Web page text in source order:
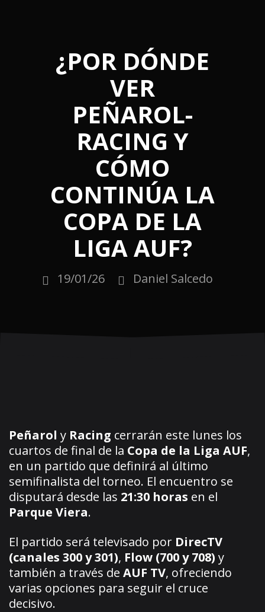
¿POR DÓNDE
VER
PEÑAROL-
RACING Y
CÓMO
CONTINÚA LA
COPA DE LA
LIGA AUF?
19/01/26 Daniel Salcedo
Peñarol y Racing cerrarán este lunes los
cuartos de final de la Copa de la Liga AUF,
en un partido que definirá al último
semifinalista del torneo. El encuentro se
disputará desde las 21:30 horas en el
Parque Viera.
El partido será televisado por DirecTV
(canales 300 y 301), Flow (700 y 708) y
también a través de AUF TV, ofreciendo
varias opciones para seguir el cruce
decisivo.